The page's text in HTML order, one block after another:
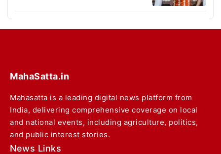
MahaSatta.in
Mahasatta is a leading digital news platform from
India, delivering comprehensive coverage on local
and national events, including agriculture, politics,
and public interest stories.
News Links